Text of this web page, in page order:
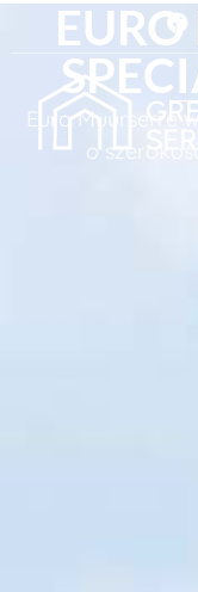
Euro Muurserre
o